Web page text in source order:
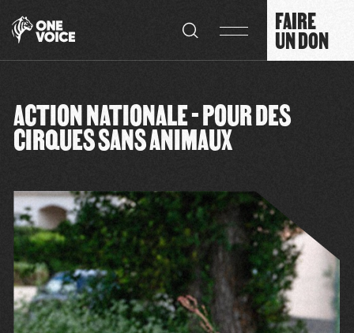
FAIRE
UN DON
ACTION NATIONALE - POUR DES
CIRQUES SANS ANIMAUX